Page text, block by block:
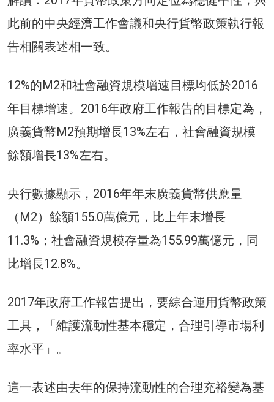
此前的中央經濟工作會議和央行貨幣政策執行報
告相關表述相一致。
12%的M2和社會融資規模增速目標均低於2016
年目標增速。2016年政府工作報告的目標定為，
廣義貨幣M2預期增長13%左右，社會融資規模
餘額增長13%左右。
央行數據顯示，2016年年末廣義貨幣供應量
（M2）餘額155.0萬億元，比上年末增長
11.3%；社會融資規模存量為155.99萬億元，同
比增長12.8%。
2017年政府工作報告提出，要綜合運用貨幣政策
工具，「維護流動性基本穩定，合理引導市場利
率水平」。
這一表述由去年的保持流動性的合理充裕變為基